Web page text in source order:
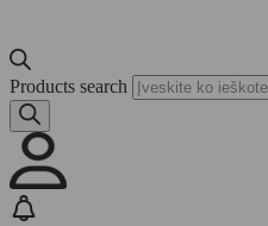
Products search